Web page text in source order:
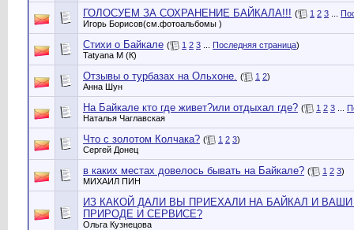
ГОЛОСУЕМ ЗА СОХРАНЕНИЕ БАЙКАЛА!!! ( 1 2 3
Игорь Борисов(см.фотоальбомы )
Стихи о Байкале ( 1 2 3 Последняя страница)
Tatyana М (К)
Отзывы о турбазах на Ольхоне. ( 1 2)
Анна Шун
На Байкале кто где живет?или отдыхал где? ( 1 2 3
Наталья Чаглавская
Что с золотом Колчака? ( 1 2 3)
Сергей Донец
в каких местах довелось бывать на Байкале? ( 1 2 3)
МИХАИЛ ПИН
ИЗ КАКОЙ ДАЛИ ВЫ ПРИЕХАЛИ НА БАЙКАЛ И
ПРИРОДЕ И СЕРВИСЕ?
Ольга Кузнецова